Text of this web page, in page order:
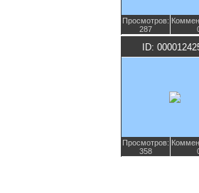
Просмотров:
287
ID:
Просмотров:
358